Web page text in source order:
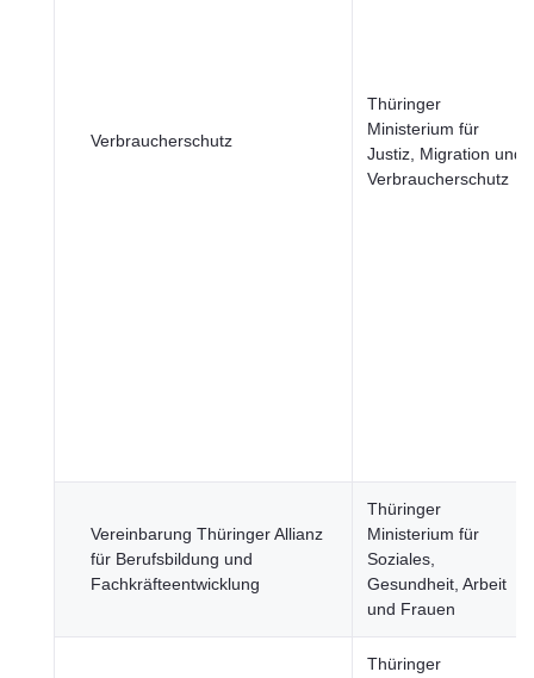
Verbraucherschutz
Thüringer
Ministerium für
Justiz, Migration und
Verbraucherschutz
Vereinbarung Thüringer Allianz
für Berufsbildung und
Fachkräfteentwicklung
Thüringer
Ministerium für
Soziales,
Gesundheit, Arbeit
und Frauen
Thüringer